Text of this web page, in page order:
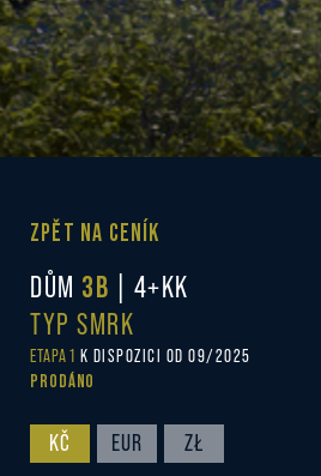
ZPĚT NA CENÍK
DŮM 3B | 4+KK
TYP SMRK
ETAPA 1 K DISPOZICI OD 09/2025
PRODÁNO
KČ EUR ZŁ